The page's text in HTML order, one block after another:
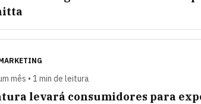
mês • 1 min de leitura
levará consumidores para